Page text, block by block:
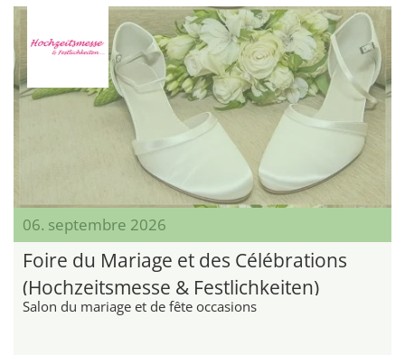
06. septembre 2026
Foire du Mariage et des Célébrations
(Hochzeitsmesse & Festlichkeiten)
Salon du mariage et de fête occasions